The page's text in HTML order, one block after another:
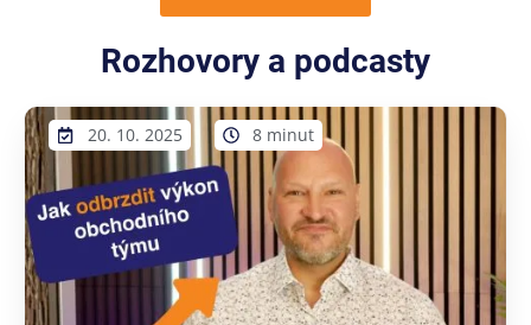
Rozhovory a podcasty
20. 10. 2025 8 minut